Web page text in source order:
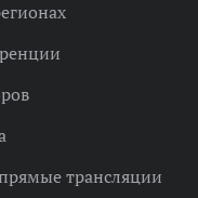
трансляции